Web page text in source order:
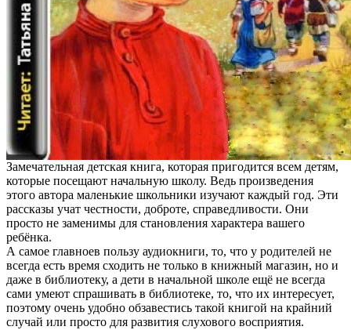
Замечательная детская книга, которая пригодится всем детям,
которые посещают начальную школу. Ведь произведения
этого автора маленькие школьники изучают каждый год. Эти
рассказы учат честности, доброте, справедливости. Они
просто не заменимы для становления характера вашего
ребёнка.
А самое главноев пользу аудиокниги, то, что у родителей не
всегда есть время сходить не только в книжный магазин, но и
даже в библиотеку, а дети в начальной школе ещё не всегда
сами умеют спрашивать в библиотеке, то, что их интересует,
поэтому очень удобно обзавестись такой книгой на крайний
случай или просто для развития слухового восприятия.